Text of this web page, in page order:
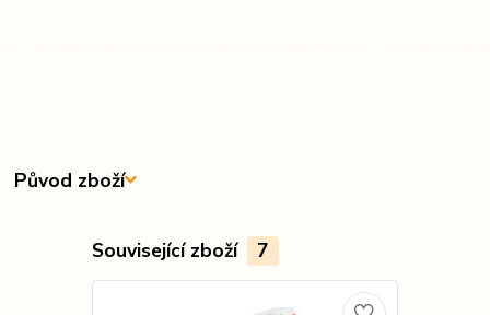
Původ zboží
Související zboží 7